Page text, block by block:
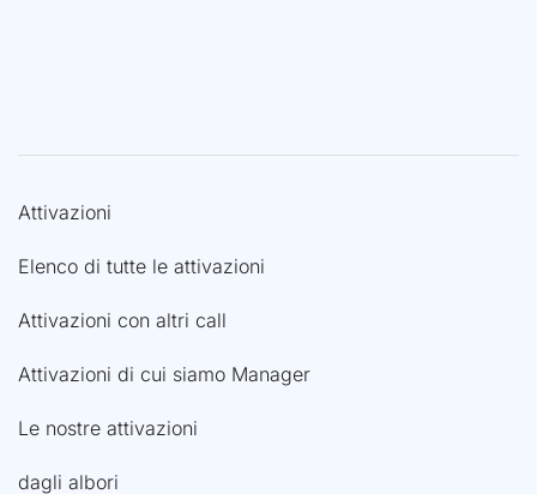
Attivazioni
Elenco di tutte le attivazioni
Attivazioni con altri call
Attivazioni di cui siamo Manager
Le nostre attivazioni
dagli albori